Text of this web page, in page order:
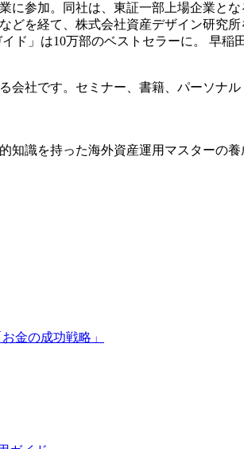
に参加。同社は、東証一部上場企業
どを経て、株式会社資産デザイン研究
ド」は10万部のベストセラーに。 早
会社です。セミナー、書籍、パーソナ
知識を持った海外資産運用マスターの
金の成功戦略」